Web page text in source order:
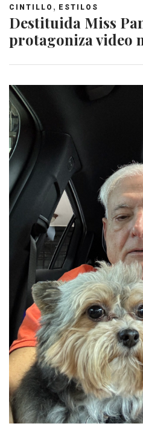
CINTILLO , ESTILOS
Destituida Miss
protagoniza video